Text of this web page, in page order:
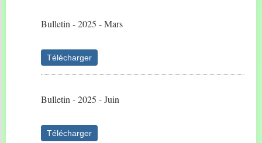
Bulletin - 2025 - Mars
Télécharger
Bulletin - 2025 - Juin
Télécharger